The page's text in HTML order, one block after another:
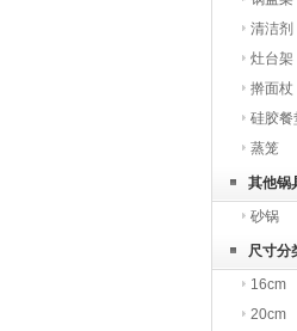
清洁剂
灶台架
擀面杖
硅胶餐
蒸笼
其他锅
砂锅
尺寸分
16cm
20cm